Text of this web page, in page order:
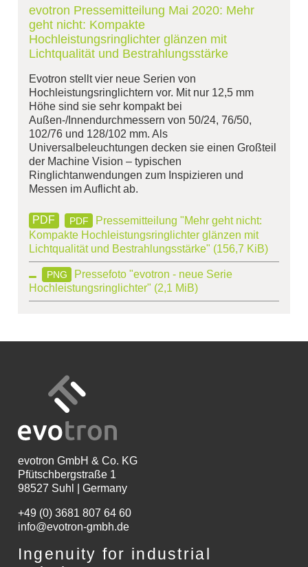
evotron Pressemitteilung Mai 2020: Mehr
geht nicht: Kompakte
Hochleistungsringlichter glänzen mit
Lichtqualität und Bestrahlungsstärke
Evotron stellt vier neue Serien von
Hochleistungsringlichtern vor. Mit nur 12,5 mm
Höhe sind sie sehr kompakt bei
Außen-/Innendurchmessern von 50/24, 76/50,
102/76 und 128/102 mm. Als
Universalbeleuchtungen decken sie einen Großteil
der Machine Vision – typischen
Ringlichtanwendungen zum Inspizieren und
Messen im Auflicht ab.
PDF
Pressemitteilung "Mehr geht nicht:
Kompakte Hochleistungsringlichter glänzen mit
Lichtqualität und Bestrahlungsstärke" (156,7 KiB)
PNG
Pressefoto "evotron - neue Serie
Hochleistungsringlichter" (2,1 MiB)
evotron GmbH & Co. KG
Pfütschbergstraße 1
98527 Suhl | Germany
+49 (0) 3681 807 64 60
info@evotron-gmbh.de
Ingenuity for industrial